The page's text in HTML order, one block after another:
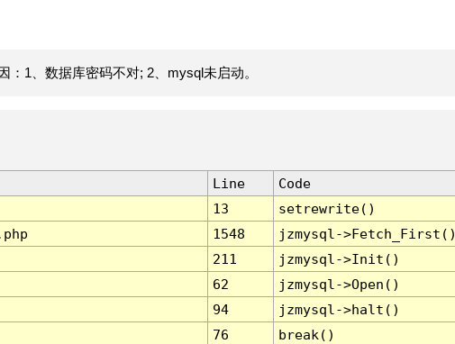
1、数据库密码不对; 2、mysql未启动。
Line
Code
13
setrewrite()
1548
jzmysql-
211
jzmysql->Init()
62
jzmysql->Open()
94
jzmysql->halt()
76 break()